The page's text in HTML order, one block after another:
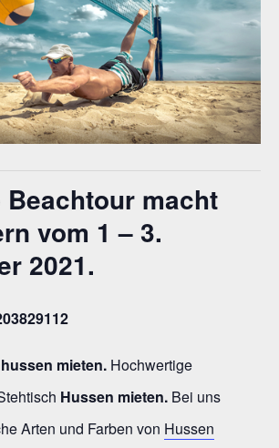
Beachtour macht
vom 1 – 3.
2021.
mieten. Hochwertige
Hussen mieten. Bei uns
Arten und Farben von Hussen